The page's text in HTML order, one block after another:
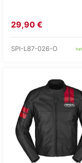
29,90 €
SPI-L87-026-O